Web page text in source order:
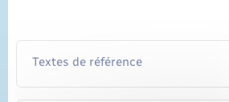
Textes de référence